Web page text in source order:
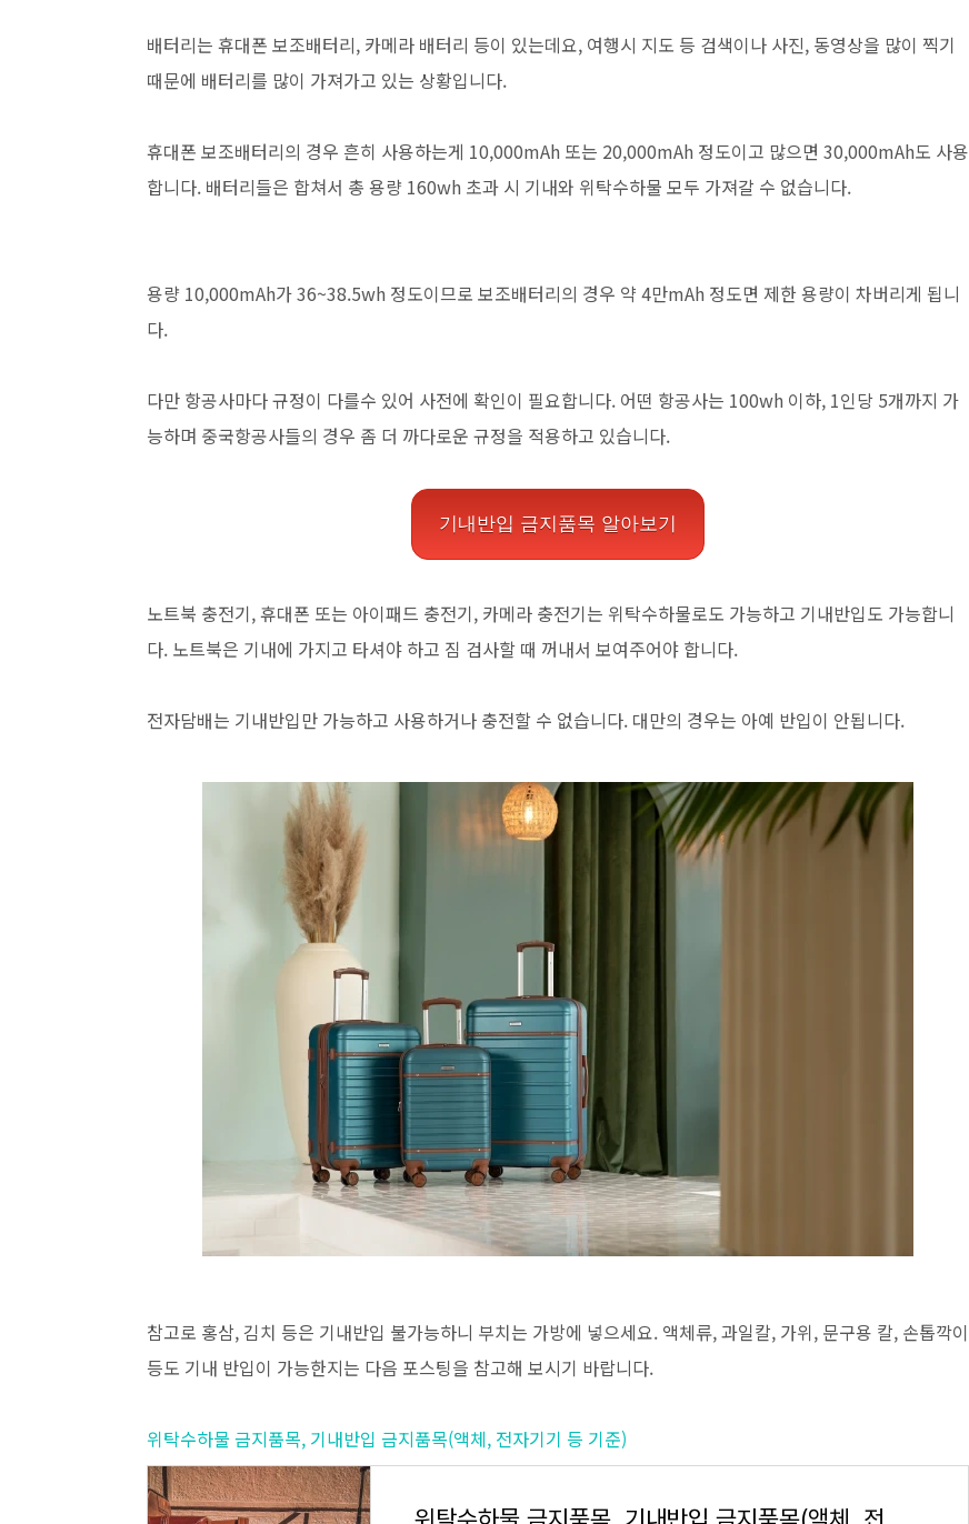
배터리는 휴대폰 보조배터리, 카메라 배터리 등이 있는데요, 여행시 지도 등 검색이나 사진, 동영상을 많이 찍기
때문에 배터리를 많이 가져가고 있는 상황입니다.
휴대폰 보조배터리의 경우 흔히 사용하는게 10,000mAh 또는 20,000mAh 정도이고 많으면 30,000mAh도 사용
합니다. 배터리들은 합쳐서 총 용량 160wh 초과 시 기내와 위탁수하물 모두 가져갈 수 없습니다.
용량 10,000mAh가 36~38.5wh 정도이므로 보조배터리의 경우 약 4만mAh 정도면 제한 용량이 차버리게 됩니
다.
다만 항공사마다 규정이 다를수 있어 사전에 확인이 필요합니다. 어떤 항공사는 100wh 이하, 1인당 5개까지 가
능하며 중국항공사들의 경우 좀 더 까다로운 규정을 적용하고 있습니다.
기내반입 금지품목 알아보기
노트북 충전기, 휴대폰 또는 아이패드 충전기, 카메라 충전기는 위탁수하물로도 가능하고 기내반입도 가능합니
다. 노트북은 기내에 가지고 타셔야 하고 짐 검사할 때 꺼내서 보여주어야 합니다.
전자담배는 기내반입만 가능하고 사용하거나 충전할 수 없습니다. 대만의 경우는 아예 반입이 안됩니다.
참고로 홍삼, 김치 등은 기내반입 불가능하니 부치는 가방에 넣으세요. 액체류, 과일칼, 가위, 문구용 칼, 손톱깍이
등도 기내 반입이 가능한지는 다음 포스팅을 참고해 보시기 바랍니다.
위탁수하물 금지품목, 기내반입 금지품목(액체, 전자기기 등 기준)